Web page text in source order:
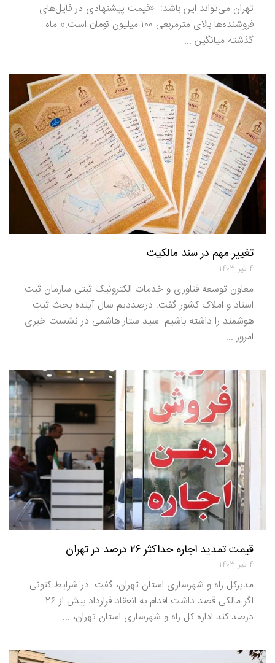
تهران می‌تواند این باشد: ‌‌ «قیمت پیشنهادی در فایل‌‌های
فروشنده‌‌ها بالای مترمربعی ۱۰۰ میلیون تومان است.» ماه
گذشته میانگین ...
تغییر مهم در سند مالکیت
۴ تیر ۱۴۰۳
معاون توسعه فناوری و خدمات الکترونیک ثبتی سازمان ثبت
اسناد و املاک کشور گفت: درصددیم سال آینده بحث ثبت
هوشمند را داشته باشیم. سید ستار هاشمی در نشست خبری
امروز ...
قیمت تمدید اجاره حداکثر ۲۶ درصد در تهران
۴ تیر ۱۴۰۳
مدیرکل راه و شهرسازی استان تهران، گفت: در شرایط کنونی
اگر مالکی قصد داشت اقدام به انعقاد قرارداد بیش از ۲۶
درصد کند اداره کل راه و شهرسازی استان تهران، ...